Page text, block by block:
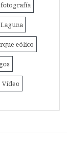
fotografía
eólico
Vídeo